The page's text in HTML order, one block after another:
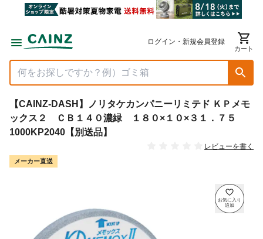
ログイン・新規会員登録
カート
【CAINZ-DASH】ノリタケカンパニーリミテド ＫＰメモ
ックス２ ＣＢ１４０濃緑 １８０×１０×３１．７５
1000KP2040【別送品】
レビューを書く
メーカー直送